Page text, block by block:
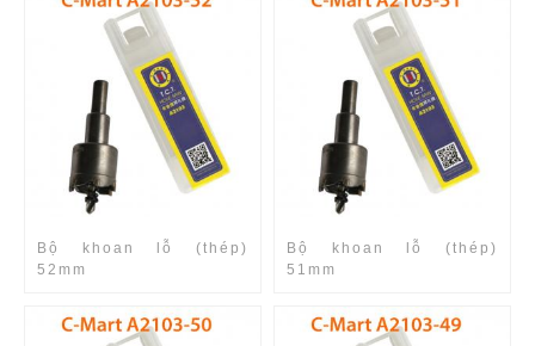
Bộ khoan lỗ (thép)
52mm
Bộ khoan lỗ (thép)
51mm